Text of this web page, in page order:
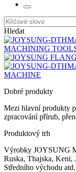
Hledat
Dobré produkty
Mezi hlavní produkty
zpracování přírub,
Produktový trh
Výrobky JOYSUNG
Ruska, Thajska, Keni,
Středního východu atd.